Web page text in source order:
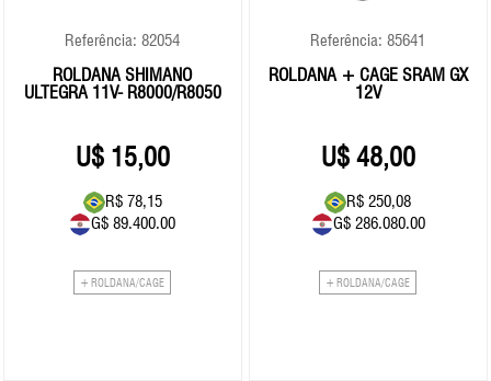
Referência: 82054
ROLDANA SHIMANO
ULTEGRA 11V- R8000/R8050
15,00
R$ 78,15
G$ 89.400.00
+ ROLDANA/CAGE
Referência: 85641
ROLDANA + CAGE SRAM GX
12V
48,00
R$ 250,08
G$ 286.080.00
+ ROLDANA/CAGE